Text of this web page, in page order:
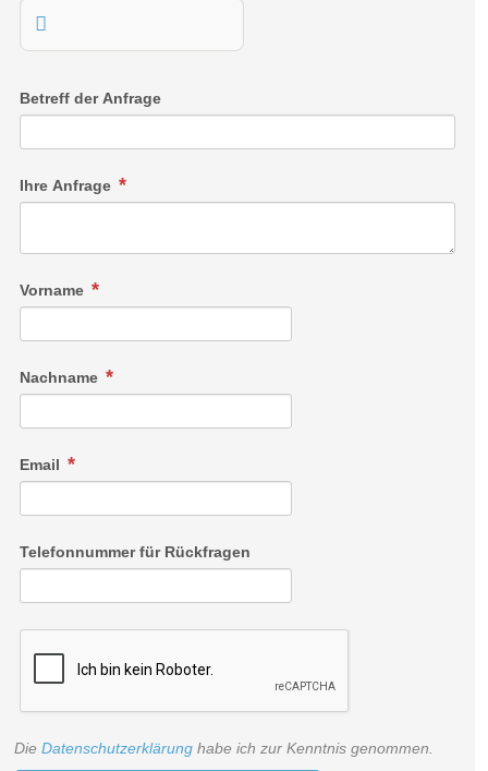
Betreff der Anfrage
Ihre Anfrage
Vorname
Nachname
Email
Telefonnummer für Rückfragen
Die Datenschutzerklärung habe ich zur Kenntnis genommen.